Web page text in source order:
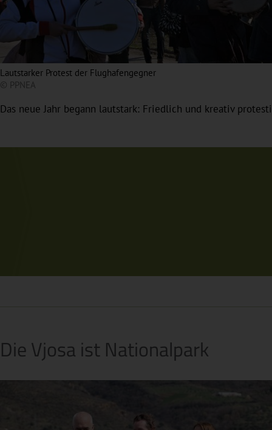
Lautstarker Protest der Flughafengegner
© PPNEA
Das neue Jahr begann lautstark: Friedlich und kreativ
Die Vjosa ist Nationalpark